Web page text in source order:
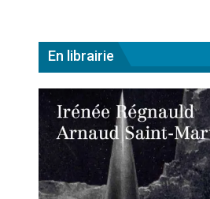
En librairie